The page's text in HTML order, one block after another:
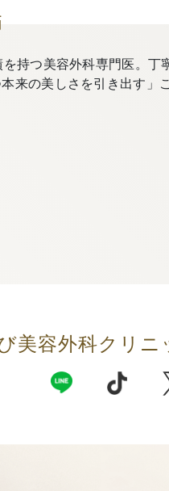
持つ美容外科専門医。丁
来の美しさを引き出す」
美容外科クリニ